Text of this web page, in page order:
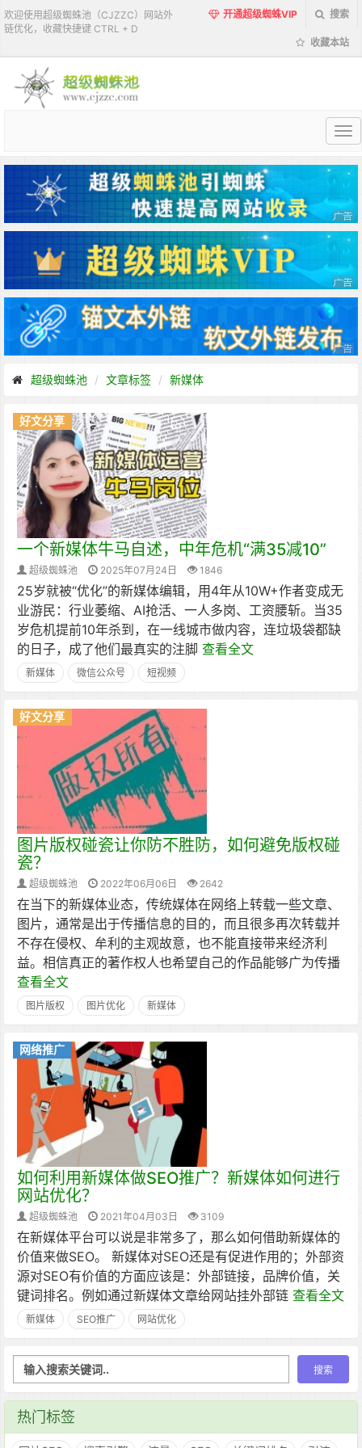
欢迎使用超级蜘蛛池（CJZZC）网站外
链优化，收藏快捷键 CTRL + D
开通超级蜘蛛VIP 搜索
收藏本站
超
蜘
蛛
池
超级蜘蛛池 文章标签 新媒体
好文分享
一个新媒体牛马自述，中年危机“满35减10”
超级蜘蛛池 2025年07月24日 1846
25岁就被“优化”的新媒体编辑，用4年从10W+作者变成无
业游民：行业萎缩、AI抢活、一人多岗、工资腰斩。当35
岁危机提前10年杀到，在一线城市做内容，连垃圾袋都缺
的日子，成了他们最真实的注脚 查看全文
新媒体 微信公众号​ 短视频
好文分享
图片版权碰瓷让你防不胜防，如何避免版权碰
瓷？
超级蜘蛛池 2022年06月06日 2642
在当下的新媒体业态，传统媒体在网络上转载一些文章、
图片，通常是出于传播信息的目的，而且很多再次转载并
不存在侵权、牟利的主观故意，也不能直接带来经济利
益。相信真正的著作权人也希望自己的作品能够广为传播
查看全文
图片版权 图片优化 新媒体
网络推广
如何利用新媒体做SEO推广？新媒体如何进行
网站优化？
超级蜘蛛池 2021年04月03日 3109
在新媒体平台可以说是非常多了，那么如何借助新媒体的
价值来做SEO。 新媒体对SEO还是有促进作用的；外部资
源对SEO有价值的方面应该是：外部链接，品牌价值，关
键词排名。例如通过新媒体文章给网站挂外部链 查看全文
新媒体 SEO推广 网站优化
热门标签